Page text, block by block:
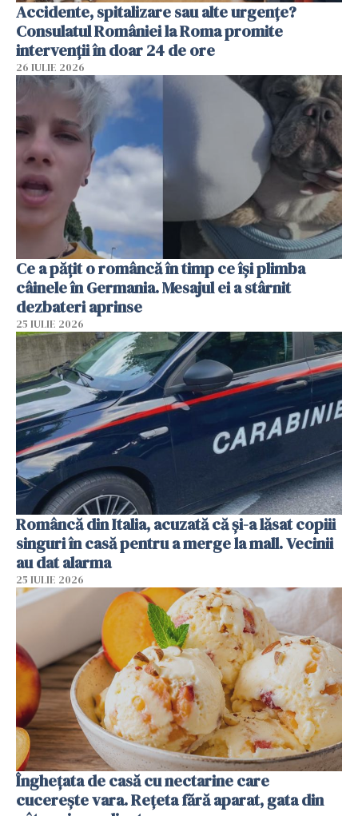
Accidente, spitalizare sau alte urgențe?
Consulatul României la Roma promite
intervenții în doar 24 de ore
26 IULIE 2026
Ce a pățit o româncă în timp ce își plimba
câinele în Germania. Mesajul ei a stârnit
dezbateri aprinse
25 IULIE 2026
Româncă din Italia, acuzată că și-a lăsat copiii
singuri în casă pentru a merge la mall. Vecinii
au dat alarma
25 IULIE 2026
Înghețata de casă cu nectarine care
cucerește vara. Rețeta fără aparat, gata din